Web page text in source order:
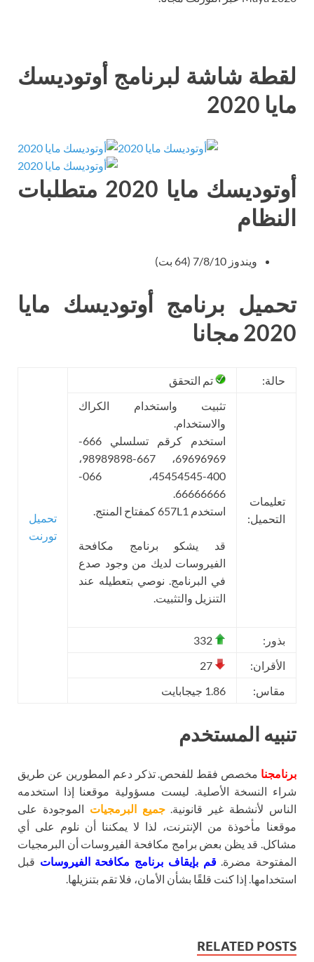
لقطة شاشة لبرنامج أوتوديسك
مايا 2020
أوتوديسك مايا 2020 متطلبات
النظام
ويندوز 7/8/10 (64 بت)
تحميل برنامج أوتوديسك مايا
2020 مجانا
حالة: تم التحقق
تحميل
تورنت
تعليمات
التحميل:
تثبيت واستخدام الكراك
والاستخدام.
استخدم كرقم تسلسلي 666-
69696969، 667-98989898،
400-45454545، 066-
66666666.
استخدم 657L1 كمفتاح المنتج.
قد يشكو برنامج مكافحة
الفيروسات لديك من وجود صدع
في البرنامج. نوصي بتعطيله عند
التنزيل والتثبيت.
بذور:
الأقران:
مقاس:
1.86 جيجابايت
تنبيه المستخدم
برنامجنا مخصص فقط للفحص. تذكر دعم المطورين عن طريق
شراء النسخة الأصلية. ليست مسؤولية موقعنا إذا استخدمه
الناس لأنشطة غير قانونية.جميع البرمجيات الموجودة على
موقعنا مأخوذة من الإنترنت، لذا لا يمكننا أن نلوم على أي
مشاكل. قد يظن بعض برامج مكافحة الفيروسات أن البرمجيات
المفتوحة مضرة.قم بإيقاف برنامج مكافحة الفيروسات قبل
استخدامها. إذا كنت قلقًا بشأن الأمان، فلا تقم بتنزيلها.
RELATED POSTS